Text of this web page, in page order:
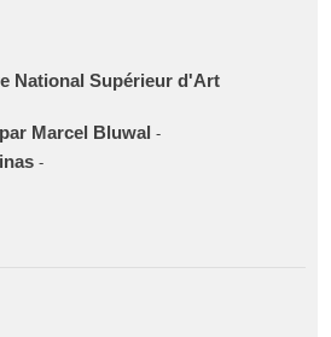
National Supérieur d'Art
Marcel Bluwal -
-